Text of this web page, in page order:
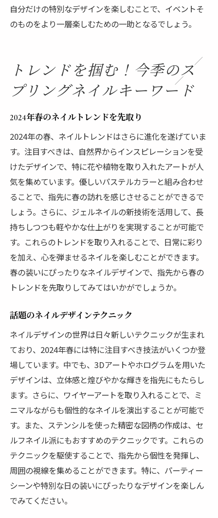
自分だけの特別なデザインを楽しむことで、イベントそ
のものをより一層楽しむための一助となるでしょう。
トレンドを掴む！今季のス
プリングネイルキーワード
2024年春のネイルトレンドを先取り
2024年の春、ネイルトレンドはさらに進化を遂げていま
す。注目すべきは、自然界からインスピレーションを受
けたデザインで、特に花や植物を取り入れたアートが人
気を集めています。優しいパステルカラーと組み合わせ
ることで、指先に春の訪れを感じさせることができるで
しょう。さらに、ジェルネイルの新技術を活用して、長
持ちしつつも軽やかな仕上がりを実現することが可能で
す。これらのトレンドを取り入れることで、日常に彩り
を加え、心を弾ませるネイルを楽しむことができます。
春の装いにぴったりなネイルデザインで、指先から春の
トレンドを先取りしてみてはいかがでしょうか。
話題のネイルデザインテクニック
ネイルデザインの世界は日々新しいテクニックが生まれ
ており、2024年春には特に注目すべき技法がいくつか登
場しています。中でも、3Dアートやホログラムを用いた
デザインは、立体感と煌びやかな輝きを指先にもたらし
ます。さらに、ワイヤーアートを取り入れることで、ミ
ニマルながらも個性的なネイルを演出することが可能で
す。また、ステンシルを使った精密な図柄の作成は、セ
ルフネイル派にもおすすめのテクニックです。これらの
テクニックを駆使することで、指先から個性を発揮し、
周囲の視線を集めることができます。特に、パーティー
シーンや特別な日の装いにぴったりなデザインを楽しん
でみてください。